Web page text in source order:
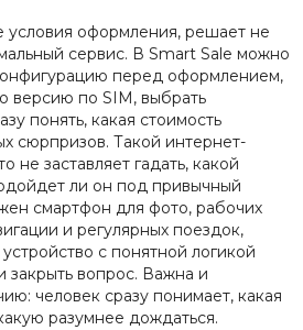
условия оформления, решает не
сервис. В Smart Sale можно
перед оформлением,
версию по SIM, выбрать
понять, какая стоимость
сюрпризов. Такой интернет-
не заставляет гадать, какой
ли он под привычный
смартфон для фото, рабочих
и регулярных поездок,
с понятной логикой
закрыть вопрос. Важна и
человек сразу понимает, какая
разумнее дождаться.